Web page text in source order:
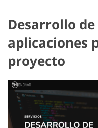
Desarrollo
aplicaciones
proyecto